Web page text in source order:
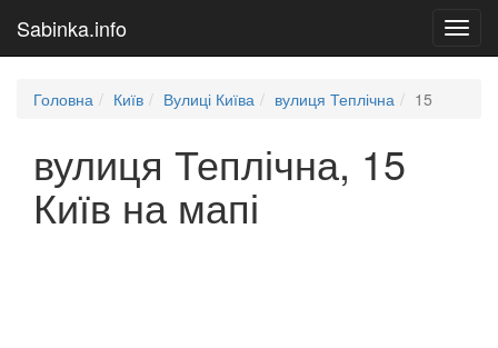
Sabinka.info
Головна Київ Вулиці Київа вулиця Теплічна 15
вулиця Теплічна, 15
Київ на мапі